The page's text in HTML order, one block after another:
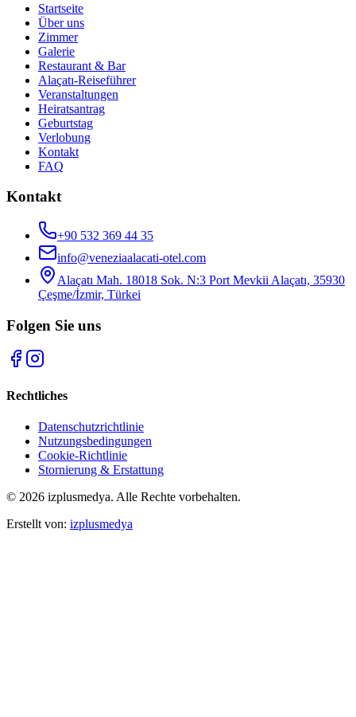
Startseite
Über uns
Zimmer
Galerie
Restaurant & Bar
Alaçatı-Reiseführer
Veranstaltungen
Heiratsantrag
Geburtstag
Verlobung
Kontakt
FAQ
Kontakt
+90 532 369 44 35
info@veneziaalacati-otel.com
Alaçatı Mah. 18018 Sok. N:3 Port Mevkii Alaçatı, 35930
Çeşme/İzmir, Türkei
Folgen Sie uns
Rechtliches
Datenschutzrichtlinie
Nutzungsbedingungen
Cookie-Richtlinie
Stornierung & Erstattung
© 2026 izplusmedya. Alle Rechte vorbehalten.
Erstellt von: izplusmedya